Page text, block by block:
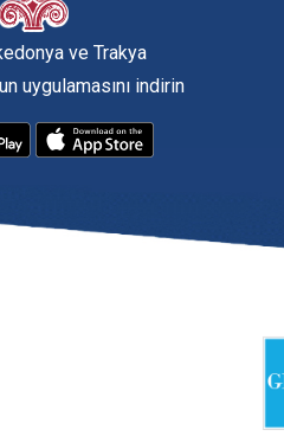
ve Trakya
uygulamasını indirin